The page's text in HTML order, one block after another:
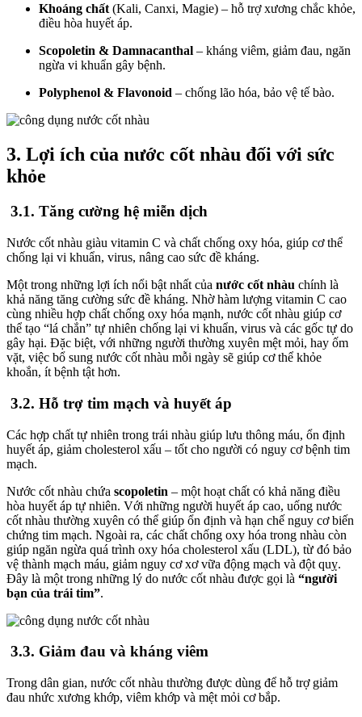
Khoáng chất (Kali, Canxi, Magie) – hỗ trợ xương chắc khỏe,
điều hòa huyết áp.
Scopoletin & Damnacanthal – kháng viêm, giảm đau, ngăn
ngừa vi khuẩn gây bệnh.
Polyphenol & Flavonoid – chống lão hóa, bảo vệ tế bào.
3. Lợi ích của nước cốt nhàu đối với sức
khỏe
3.1. Tăng cường hệ miễn dịch
Nước cốt nhàu giàu vitamin C và chất chống oxy hóa, giúp cơ thể
chống lại vi khuẩn, virus, nâng cao sức đề kháng.
Một trong những lợi ích nổi bật nhất của nước cốt nhàu chính là
khả năng tăng cường sức đề kháng. Nhờ hàm lượng vitamin C cao
cùng nhiều hợp chất chống oxy hóa mạnh, nước cốt nhàu giúp cơ
thể tạo “lá chắn” tự nhiên chống lại vi khuẩn, virus và các gốc tự do
gây hại. Đặc biệt, với những người thường xuyên mệt mỏi, hay ốm
vặt, việc bổ sung nước cốt nhàu mỗi ngày sẽ giúp cơ thể khỏe
khoắn, ít bệnh tật hơn.
3.2. Hỗ trợ tim mạch và huyết áp
Các hợp chất tự nhiên trong trái nhàu giúp lưu thông máu, ổn định
huyết áp, giảm cholesterol xấu – tốt cho người có nguy cơ bệnh tim
mạch.
Nước cốt nhàu chứa scopoletin – một hoạt chất có khả năng điều
hòa huyết áp tự nhiên. Với những người huyết áp cao, uống nước
cốt nhàu thường xuyên có thể giúp ổn định và hạn chế nguy cơ biến
chứng tim mạch. Ngoài ra, các chất chống oxy hóa trong nhàu còn
giúp ngăn ngừa quá trình oxy hóa cholesterol xấu (LDL), từ đó bảo
vệ thành mạch máu, giảm nguy cơ xơ vữa động mạch và đột quỵ.
Đây là một trong những lý do nước cốt nhàu được gọi là “người
bạn của trái tim”.
3.3. Giảm đau và kháng viêm
Trong dân gian, nước cốt nhàu thường được dùng để hỗ trợ giảm
đau nhức xương khớp, viêm khớp và mệt mỏi cơ bắp.